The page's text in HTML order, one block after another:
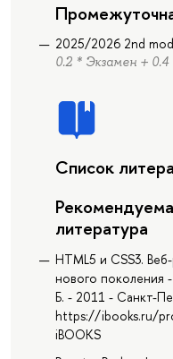
2025/2026 2nd
0.2 * Экзамен +
Список
литература
HTML5 и CSS3.
нового поколения
Б. - 2011 - Санкт-
https://ibooks.ru/
iBOOKS